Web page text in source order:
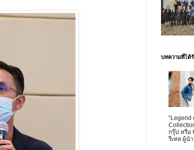
บทความที่ได้
“Legend
กรุ๊ป หรือ
รีเทล ผู้น